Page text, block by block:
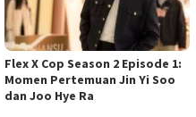
Flex X Cop Season 2 Episode 1:
Momen Pertemuan Jin Yi Soo
dan Joo Hye Ra